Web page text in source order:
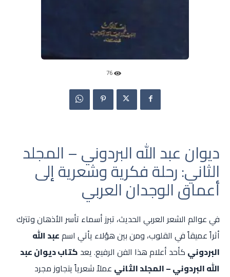
76
ديوان عبد الله البردوني – المجلد
الثاني: رحلة فكرية وشعرية إلى
أعماق الوجدان العربي
في عوالم الشعر العربي الحديث، تبرز أسماء تأسر الأذهان وتترك
أثراً عميقاً في القلوب، ومن بين هؤلاء يأتي اسمعبد الله
البردوني كأحد أعلام هذا الفن الرفيع. يعد كتاب ديوان عبد
الله البردوني – المجلد الثاني عملاً شعرياً يتجاوز مجرد